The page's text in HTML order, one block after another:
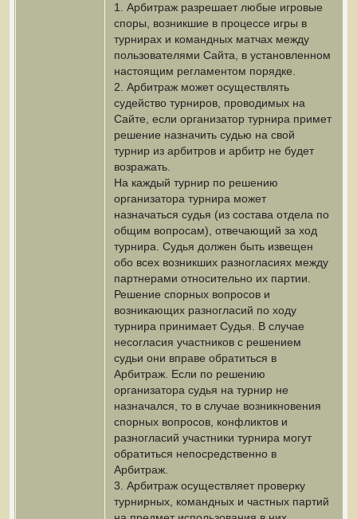
1. Арбитраж разрешает любые игровые
споры, возникшие в процессе игры в
турнирах и командных матчах между
пользователями Сайта, в установленном
настоящим регламентом порядке.
2. Арбитраж может осуществлять
судейство турниров, проводимых на
Сайте, если организатор турнира примет
решение назначить судью на свой
турнир из арбитров и арбитр не будет
возражать.
На каждый турнир по решению
организатора турнира может
назначаться судья (из состава отдела по
общим вопросам), отвечающий за ход
турнира. Судья должен быть извещен
обо всех возникших разногласиях между
партнерами относительно их партии.
Решение спорных вопросов и
возникающих разногласий по ходу
турнира принимает Судья. В случае
несогласия участников с решением
судьи они вправе обратиться в
Арбитраж. Если по решению
организатора судья на турнир не
назначался, то в случае возникновения
спорных вопросов, конфликтов и
разногласий участники турнира могут
обратиться непосредственно в
Арбитраж.
3. Арбитраж осуществляет проверку
турнирных, командных и частных партий